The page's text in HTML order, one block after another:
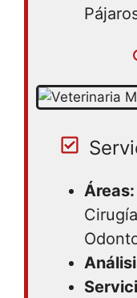
Lunes
09:30AM –
– 06:00PM |
Viernes
Áreas: